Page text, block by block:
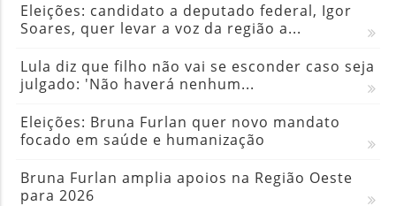
Eleições: candidato a deputado federal, Igor
Soares, quer levar a voz da região a...
Lula diz que filho não vai se esconder caso seja
julgado: 'Não haverá nenhum...
Eleições: Bruna Furlan quer novo mandato
focado em saúde e humanização
Bruna Furlan amplia apoios na Região Oeste
para 2026